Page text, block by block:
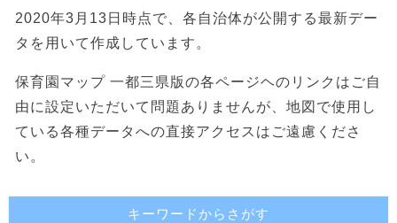
2020年3月13日時点で、各自治体が公開する最新デー
タを用いて作成しています。
保育園マップ 一都三県版の各ページヘのリンクはご自
由に設定いただいて問題ありませんが、地図で使用し
ている各種データへの直接アクセスはご遠慮くださ
い。
キーワードからさがす